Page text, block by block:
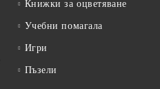
Книжки за оцветяване
Учебни помагала
Игри
Пъзели